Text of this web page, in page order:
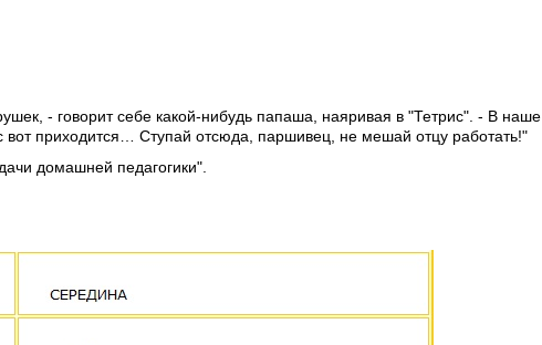
- говорит себе какой-нибудь папаша, наяривая в "Тетрис". - В наше
приходится… Ступай отсюда, паршивец, не мешай отцу работать!"
домашней педагогики".